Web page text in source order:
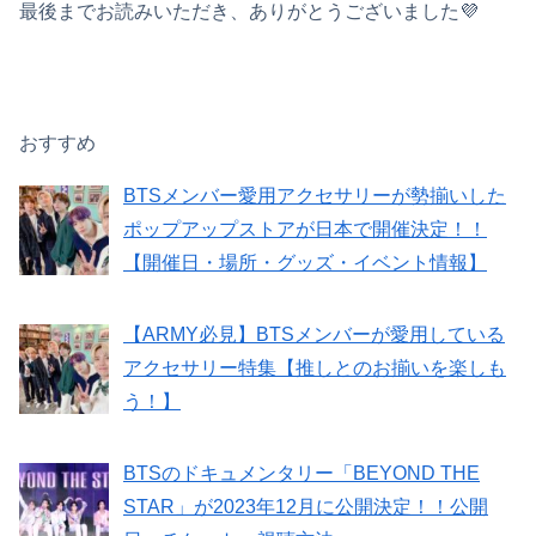
最後までお読みいただき、ありがとうございました💜
おすすめ
BTSメンバー愛用アクセサリーが勢揃いした
ポップアップストアが日本で開催決定！！
【開催日・場所・グッズ・イベント情報】
【ARMY必見】BTSメンバーが愛用している
アクセサリー特集【推しとのお揃いを楽しも
う！】
BTSのドキュメンタリー「BEYOND THE
STAR」が2023年12月に公開決定！！公開